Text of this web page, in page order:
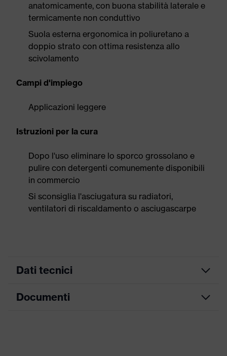
anatomicamente, con buona stabilità laterale e
termicamente non conduttivo
Suola esterna ergonomica in poliuretano a
doppio strato con ottima resistenza allo
scivolamento
Campi d'impiego
Applicazioni leggere
Istruzioni per la cura
Dopo l'uso eliminare lo sporco grossolano e
pulire con detergenti comunemente disponibili
in commercio
Si sconsiglia l'asciugatura su radiatori,
ventilatori di riscaldamento o asciugascarpe
Dati tecnici
ricerca colore
Documenti